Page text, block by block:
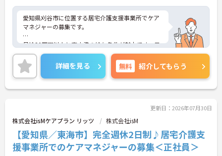
愛知県刈谷市に位置する居宅介護支援事業所でケア
マネジャーの募集です。
月給30万円以上と高水準の給与条件が魅力です。日
勤帯のみの勤務で時間外労働もなく、ワークライフ
バランスを大切にしながら働けます。介護支援専門
員資格と介護経験を活かし、利用者様やご家族様の
在宅生活を支えるやりがいのある環境です。賞与支
給実績や昇給実績もあり、長期的なキャリア形成を
■ 日勤のみで働きやすい職場環境
詳細を見る 無料 紹介してもらう
更新日：2026年07月30日
株式会社isMケアプラン リッツ 株式会社isM
【愛知県／東海市】完全週休2日制♪居宅介護支
援事業所でのケアマネジャーの募集＜正社員＞